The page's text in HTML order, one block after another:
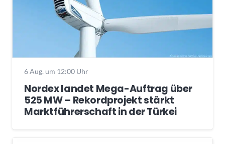
6 Aug. um 12:00 Uhr
Nordex landet Mega-Auftrag über
525 MW – Rekordprojekt stärkt
Marktführerschaft in der Türkei